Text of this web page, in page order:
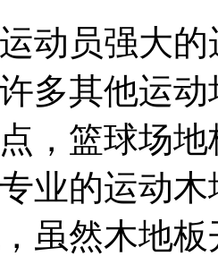
员强大的
多其他运
，篮球场
业的运动
虽然木地